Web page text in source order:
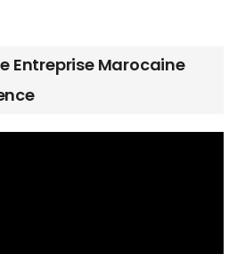
Entreprise Marocaine